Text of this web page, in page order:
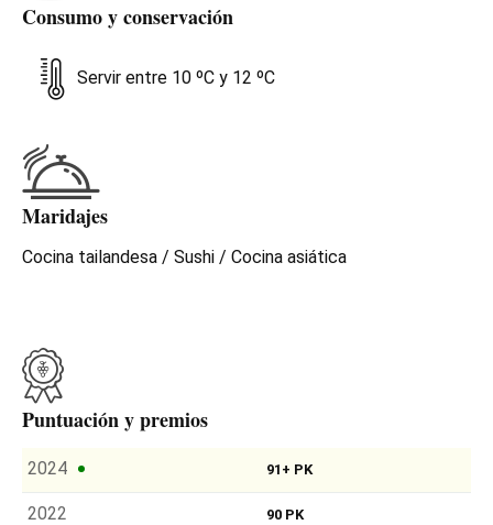
Consumo y conservación
Servir entre 10 ºC y 12 ºC
Maridajes
Cocina tailandesa / Sushi / Cocina asiática
Puntuación y premios
2024 91+ PK
2022 90 PK